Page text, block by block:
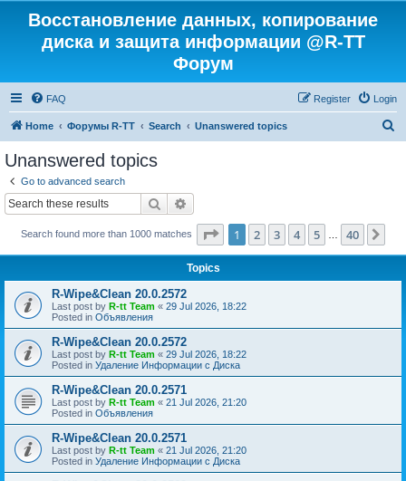
Восстановление данных, копирование
диска и защита информации @R-TT
Форум
FAQ Login
Register
Home Форумы R-TT Search Unanswered topics
Unanswered topics
Go to advanced search
Search
Search found more than 1000 matches Page 1of 40
1 2 3 4 5 40
Topics
R-Wipe&Clean 20.0.2572
Last post by R-tt Team « 29 Jul 2026, 18:22
Posted in Объявления
R-Wipe&Clean 20.0.2572
Last post by R-tt Team « 29 Jul 2026, 18:22
Posted in Удаление Информации с Диска
R-Wipe&Clean 20.0.2571
Last post by R-tt Team « 21 Jul 2026, 21:20
Posted in Объявления
R-Wipe&Clean 20.0.2571
Last post by R-tt Team « 21 Jul 2026, 21:20
Posted in Удаление Информации с Диска